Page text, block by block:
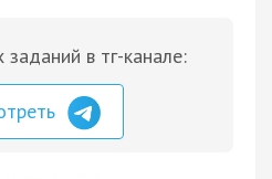
в тг-канале: